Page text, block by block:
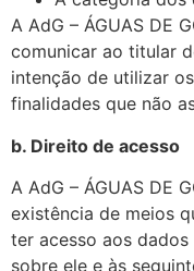
A AdG – ÁGUAS DE
comunicar ao titular
intenção de utilizar
finalidades que não
b. Direito de acesso
A AdG – ÁGUAS DE
existência de meios
ter acesso aos
sobre ele e às